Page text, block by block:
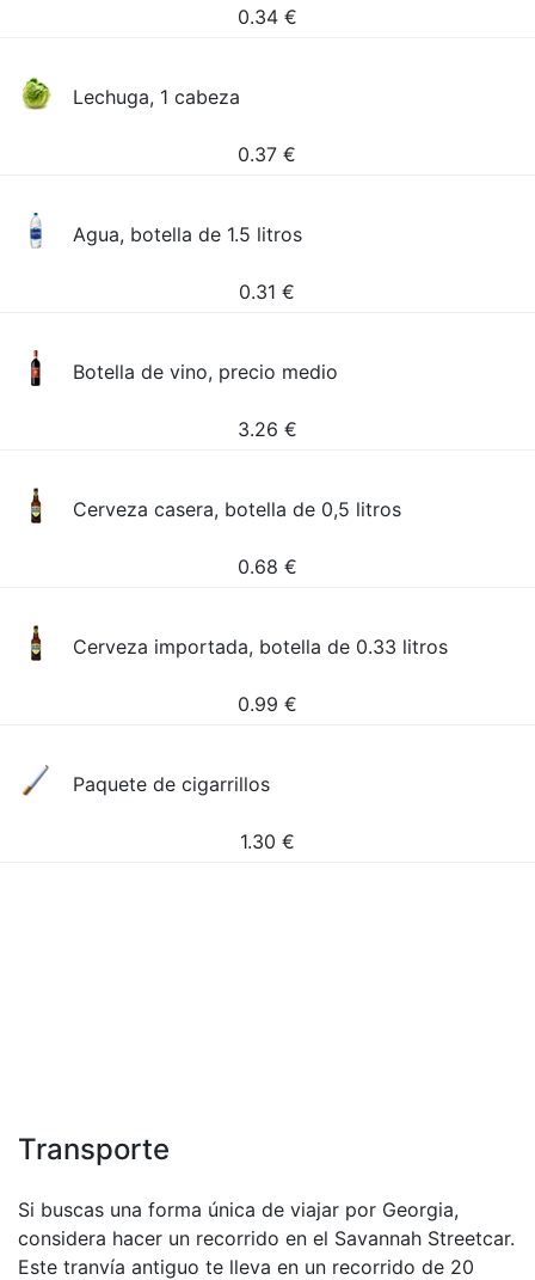
0.34 €
Lechuga, 1 cabeza
0.37 €
Agua, botella de 1.5 litros
0.31 €
Botella de vino, precio medio
3.26 €
Cerveza casera, botella de 0,5 litros
0.68 €
Cerveza importada, botella de 0.33 litros
0.99 €
Paquete de cigarrillos
1.30 €
Transporte
Si buscas una forma única de viajar por Georgia,
considera hacer un recorrido en el Savannah Streetcar.
Este tranvía antiguo te lleva en un recorrido de 20